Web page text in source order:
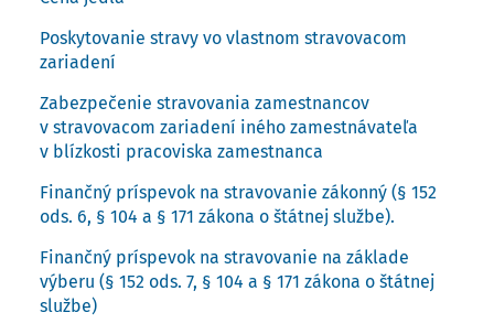
Ustanovenia § 5 zákona o cestovných náhradách rozlišuje
podmienky poskytovania stravného, ktoré má:
nárokový charakter (§ 5 ods.1 a 2) a
nenárokový charakter (§ 5 ods. 3).
pracovnej môže poskytnúť dvomi spôsobmi, a to:
času trvania pracovnej cesty v rámci kalendárneho
dňa (§ 5 ods. 1 a 2) alebo
nepriamo
Poskytovanie stravy vo vlastnom stravovacom
zariadení
Zabezpečenie stravovania zamestnancov
v stravovacom zariadení iného zamestnávateľa
v blízkosti pracoviska zamestnanca
Finančný príspevok na stravovanie zákonný (§ 152
ods. 6, § 104 a § 171 zákona o štátnej službe).
Finančný príspevok na stravovanie na základe
výberu (§ 152 ods. 7, § 104 a § 171 zákona o štátnej
službe)